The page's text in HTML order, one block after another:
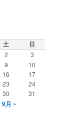
土
日
2
3
9
10
16
17
23
24
30 31
9月 »